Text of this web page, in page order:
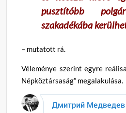
pusztítóbb
szakadékába
– mutatott rá.
Véleménye szerint egyre
Népköztársaság” megalakulása.